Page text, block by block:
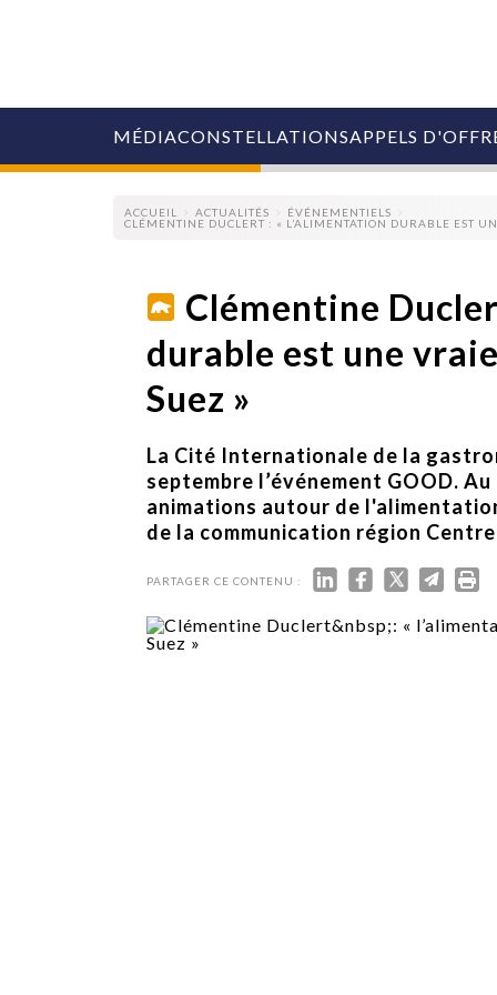
MÉDIA
COLLECTIVITÉS
MARQUES
AGENCES
RETAIL
MANAGEMENT
ÉVÉNEMENTIELS
TECH
SERVICES
OPINIONS
ARTICLE
PARTENAIRE
CONSTELLATIONSAPPELS
ACCUEIL ACTUALITÉS
ÉVÉNEMENTIELS
CLÉMENTINE DUCLERT : « L’ALIMENTATION DURABLE EST
Clémentine
durable est une
Suez »
La Cité Internationale de la
septembre l’événement GOOD.
animations autour de
de la communication région
PARTAGER CE CONTENU :